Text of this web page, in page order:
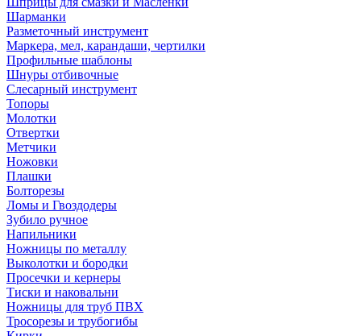
Шарманки
Разметочный инструмент
Маркера, мел, карандаши, чертилки
Профильные шаблоны
Шнуры отбивочные
Слесарный инструмент
Топоры
Молотки
Отвертки
Метчики
Ножовки
Плашки
Болторезы
Ломы и Гвоздодеры
Зубило ручное
Напильники
Ножницы по металлу
Выколотки и бородки
Просечки и кернеры
Тиски и наковальни
Ножницы для труб ПВХ
Тросорезы и трубогибы